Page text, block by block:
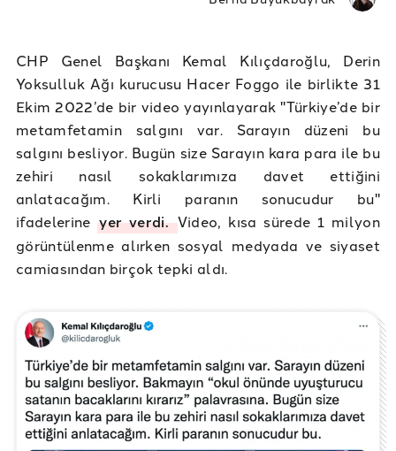
CHP Genel Başkanı Kemal Kılıçdaroğlu, Derin
Yoksulluk Ağı kurucusu Hacer Foggo ile birlikte 31
Ekim 2022’de bir video yayınlayarak "Türkiye’de bir
metamfetamin salgını var. Sarayın düzeni bu
salgını besliyor. Bugün size Sarayın kara para ile bu
zehiri nasıl sokaklarımıza davet ettiğini
anlatacağım. Kirli paranın sonucudur bu"
ifadelerineyer verdi.Video, kısa sürede 1 milyon
görüntülenme alırken sosyal medyada ve siyaset
camiasından birçok tepki aldı.